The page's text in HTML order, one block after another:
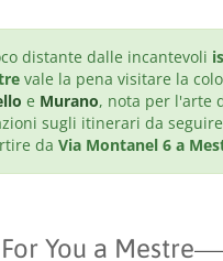
distante dalle incantevoli
vale la pena visitare la
e Murano, nota per l'arte
sugli itinerari da
da Via Montanel 6 a
You a Mestre